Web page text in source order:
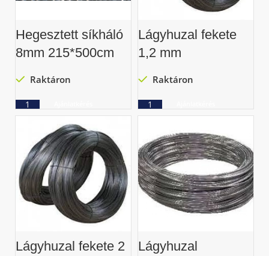
Hegesztett síkháló
8mm 215*500cm
Raktáron
Lágyhuzal fekete
1,2 mm
Raktáron
Lágyhuzal fekete 2
Lágyhuzal